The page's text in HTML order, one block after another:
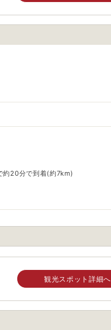
約20分で到着(約7km)
ご自身でお問合せください。
観光スポット詳細へ